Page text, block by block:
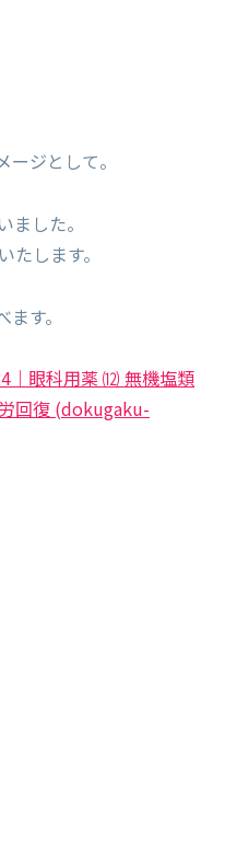
として。
ました。
します。
す。
｜眼科用薬 ⑿ 無機塩類
回復 (dokugaku-